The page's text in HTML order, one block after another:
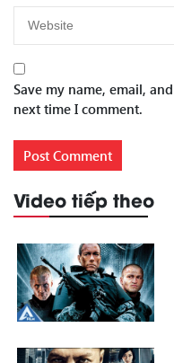
Save my name, email,
next time I comment.
Video tiếp theo